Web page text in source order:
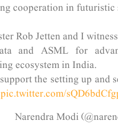
cooperation in futuristic
Rob Jetten and I
and ASML for
ecosystem in India.
the setting up and
pic.twitter.com/